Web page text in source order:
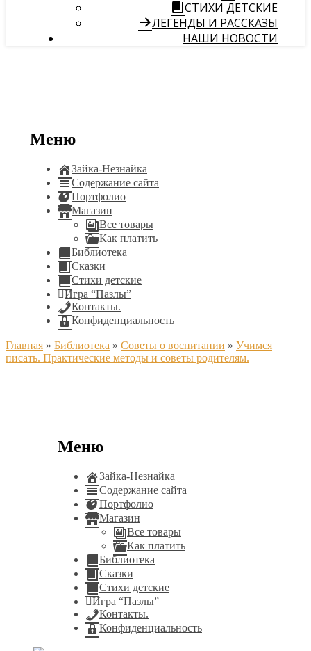
СТИХИ ДЕТСКИЕ
ЛЕГЕНДЫ И РАССКАЗЫ
НАШИ НОВОСТИ
Меню
Зайка-Незнайка
Содержание сайта
Портфолио
Магазин
Все товары
Как платить
Библиотека
Сказки
Стихи детские
Игра “Пазлы”
Контакты.
Конфиденциальность
Главная » Библиотека » Советы о воспитании » Учимся
писать. Практические методы и советы родителям.
Меню
Зайка-Незнайка
Содержание сайта
Портфолио
Магазин
Все товары
Как платить
Библиотека
Сказки
Стихи детские
Игра “Пазлы”
Контакты.
Конфиденциальность